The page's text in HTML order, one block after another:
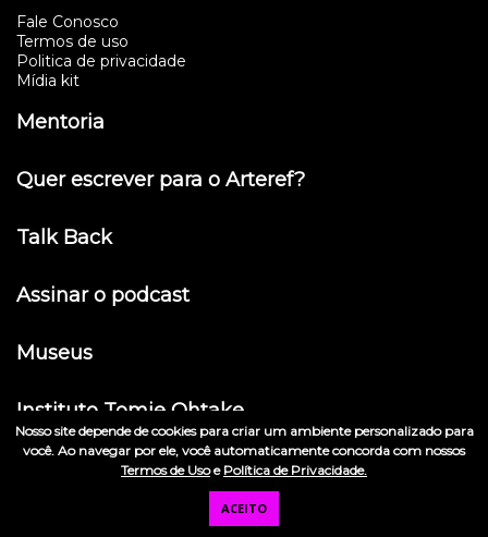
Fale Conosco
Termos de uso
Politica de privacidade
Mídia kit
Mentoria
Quer escrever para o Arteref?
Talk Back
Assinar o podcast
Museus
Instituto Tomie Ohtake
© 2026 Arteref . CNPJ: 00.934.702/0001-42
Nosso site depende de cookies para criar um ambiente personalizado para
você. Ao navegar por ele, você automaticamente concorda com nossos
Termos de Usoe Política de Privacidade.
ACEITO